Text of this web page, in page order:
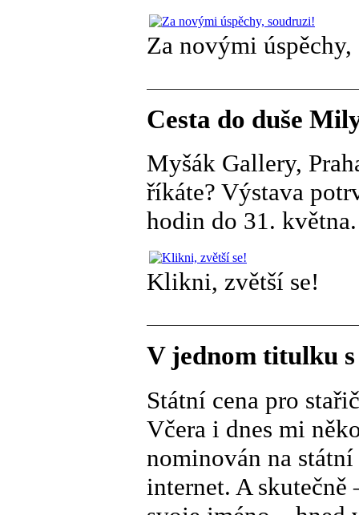
Za novými
Cesta do duše
Myšák Gallery,
říkáte? Výstava
hodin do 31.
Klikni, zvětší se!
V jednom titulku
Státní cena pro
Včera i dnes mi
nominován na
internet. A